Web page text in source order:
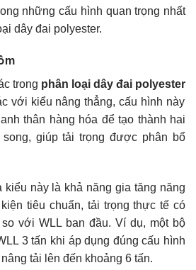
những cấu hình quan trọng nhất
dây đai polyester.
trong phân loại dây đai polyester
với kiểu nâng thẳng, cấu hình này
thân hàng hóa để tạo thành hai
giúp tải trọng được phân bổ
này là khả năng gia tăng năng
tiêu chuẩn, tải trọng thực tế có
với WLL ban đầu. Ví dụ, một bộ
3 tấn khi áp dụng đúng cấu hình
tải lên đến khoảng 6 tấn.